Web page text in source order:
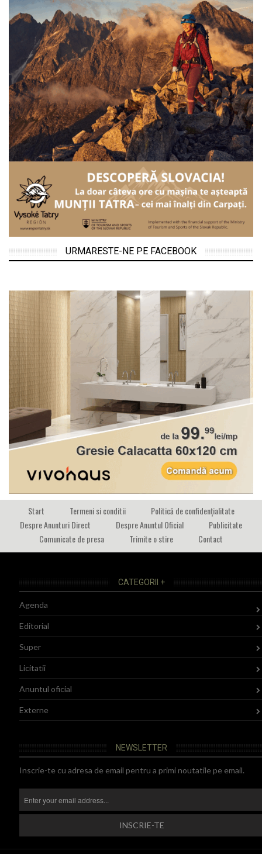
URMARESTE-NE PE FACEBOOK
Start Termeni si conditii
Politică de confidențialitate
Despre Anunturi Direct
Despre Anuntul Oficial
Publicitate
Comunicate de presa
Trimite o stire Contact
CATEGORII +
Agenda
Editorial
Super
Licitatii
Anuntul oficial
Externe
NEWSLETTER
Inscrie-te cu adresa de email pentru a primi noutatile pe email.